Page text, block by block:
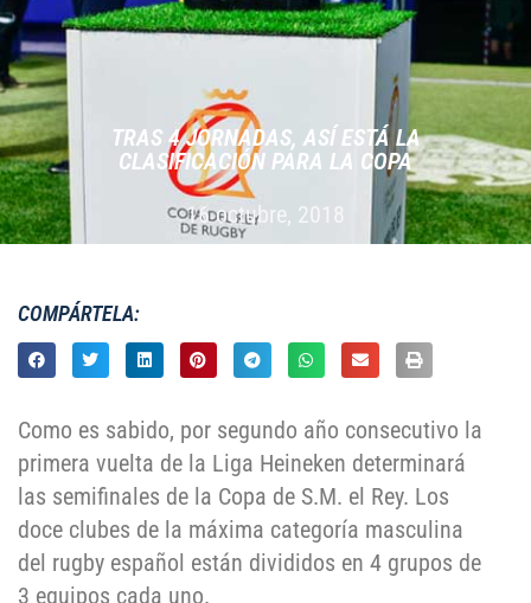
TRAS 4 JORNADAS, ASÍ ESTÁ LA
CLASIFICACIÓN PARA LA COPA
16 octubre, 2018
COMPÁRTELA:
Como es sabido, por segundo año consecutivo la
primera vuelta de la Liga Heineken determinará
las semifinales de la Copa de S.M. el Rey. Los
doce clubes de la máxima categoría masculina
del rugby español están divididos en 4 grupos de
3 equipos cada uno.